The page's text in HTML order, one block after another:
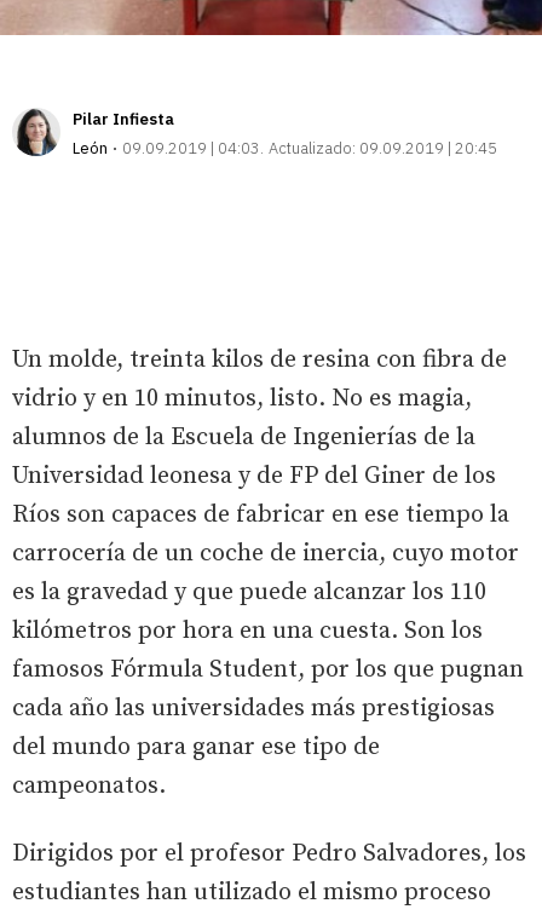
Pilar Infiesta
León
09.09.2019 | 04:03 Actualizado: 09.09.2019 | 20:45
Un molde, treinta kilos de resina con fibra de
vidrio y en 10 minutos, listo. No es magia,
alumnos de la Escuela de Ingenierías de la
Universidad leonesa y de FP del Giner de los
Ríos son capaces de fabricar en ese tiempo la
carrocería de un coche de inercia, cuyo motor
es la gravedad y que puede alcanzar los 110
kilómetros por hora en una cuesta. Son los
famosos Fórmula Student, por los que pugnan
cada año las universidades más prestigiosas
del mundo para ganar ese tipo de
campeonatos.
Dirigidos por el profesor Pedro Salvadores, los
estudiantes han utilizado el mismo proceso